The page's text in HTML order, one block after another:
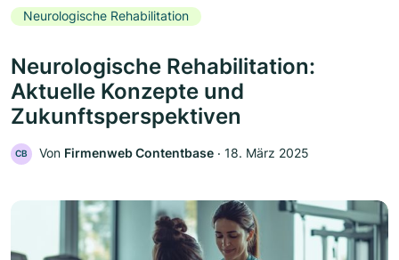
Neurologische Rehabilitation
Neurologische Rehabilitation:
Aktuelle Konzepte und
Zukunftsperspektiven
CB Von Firmenweb Contentbase ‧ 18. März 2025